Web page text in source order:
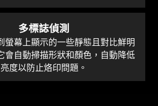
多標誌偵測
螢幕上顯示的一些靜態且對比鮮明
會自動掃描形狀和顏色，自動降低
亮度以防止烙印問題。